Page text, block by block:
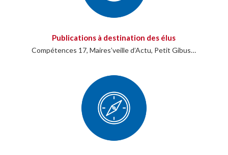
Publications à destination des élus
Compétences 17, Maires’veille d’Actu, Petit Gibus…